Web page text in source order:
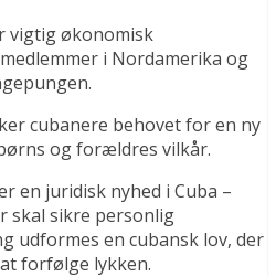
vigtig økonomisk
i Nordamerika og
cubanere behovet for en ny
og forældres vilkår.
en juridisk nyhed i Cuba –
skal sikre personlig
udformes en cubansk lov, der
forfølge lykken.